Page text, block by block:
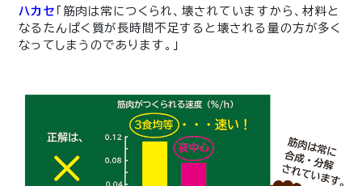
ハカセ 「筋肉は常につくられ、壊されていますから、材料と
なるたんぱく質が長時間不足すると壊される量の方が多く
なってしまうのであります。」